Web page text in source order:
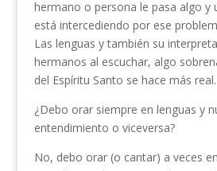
hermano o persona le pasa algo y
está intercediendo por ese
Las lenguas y también su
hermanos al escuchar, algo
del Espíritu Santo se hace más real.
¿Debo orar siempre en lenguas y
entendimiento o viceversa?
No, debo orar (o cantar) a veces